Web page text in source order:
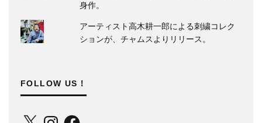
身作。
アーティスト高木耕一郎による刺繍コレク
ションが、チャムスよりリリース。
FOLLOW US！
X InstagramFacebook